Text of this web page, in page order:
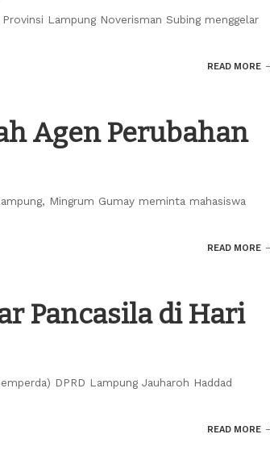
Lampung Noverisman Subing menggelar
READ MORE
Agen Perubahan
Mingrum Gumay meminta mahasiswa
READ MORE
Pancasila di Hari
DPRD Lampung Jauharoh Haddad
READ MORE